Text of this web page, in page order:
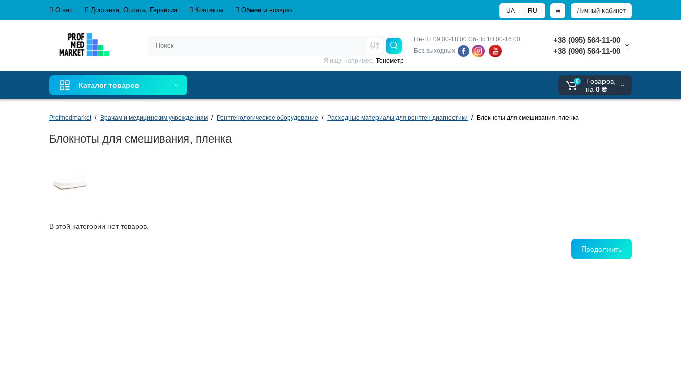
О нас Доставка, Оплата, Гарантия Контакты Обмен и возврат Личный кабинет
₴
UA RU
Пн-Пт 09:00-18:00 Сб-Вс 10:00-16:00
Без выходных
+38 (095) 564-11-00
+38 (096) 564-11-00
Я ищу, например, Тонометр
Каталог товаров
0
Tоваров,
на 0 ₴
Profmedmarket Врачам и медицинским учреждениям Рентгенологическое оборудование Расходные материалы для рентген диагностики Блокноты для смешивания, пленка
Блокноты для смешивания, пленка
В этой категории нет товаров.
Продолжить